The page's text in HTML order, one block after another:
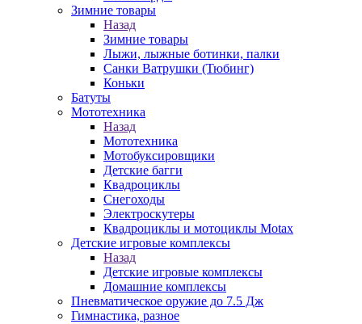
Зимние товары
Назад
Зимние товары
Лыжи, лыжные ботинки, палки
Санки Ватрушки (Тюбинг)
Коньки
Батуты
Мототехника
Назад
Мототехника
Мотобуксировщики
Детские багги
Квадроциклы
Снегоходы
Электроскутеры
Квадроциклы и мотоциклы Motax
Детские игровые комплексы
Назад
Детские игровые комплексы
Домашние комплексы
Пневматическое оружие до 7.5 Дж
Гимнастика, разное